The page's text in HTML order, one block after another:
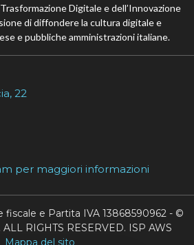
Digitale e dell’Innovazione
di diffondere la cultura digitale e
e pubbliche amministrazioni italiane.
22
per maggiori informazioni
fiscale e Partita IVA 13868590962 - ©
RIGHTS RESERVED. ISP AWS
Mappa del sito